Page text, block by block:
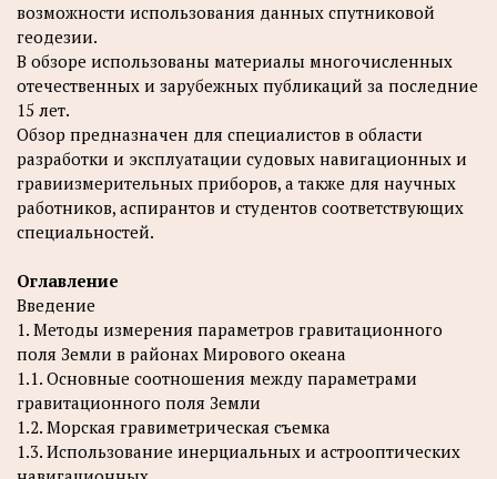
возможности использования данных спутниковой
геодезии.
В обзоре использованы материалы многочисленных
отечественных и зарубежных публикаций за последние
15 лет.
Обзор предназначен для специалистов в области
разработки и эксплуатации судовых навигационных и
гравиизмерительных приборов, а также для научных
работников, аспирантов и студентов соответствующих
специальностей.
Оглавление
Введение
1. Методы измерения параметров гравитационного
поля Земли в районах Мирового океана
1.1. Основные соотношения между параметрами
гравитационного поля Земли
1.2. Морская гравиметрическая съемка
1.3. Использование инерциальных и астрооптических